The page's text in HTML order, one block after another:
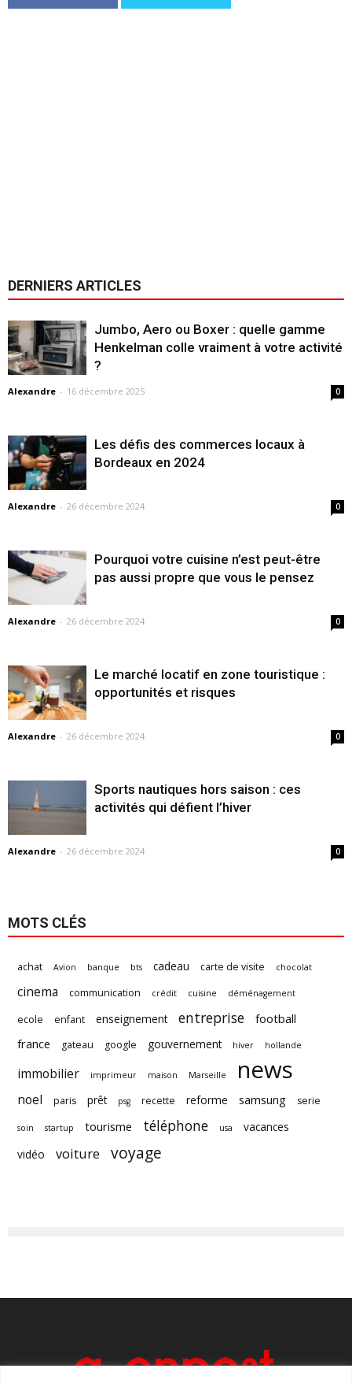
DERNIERS ARTICLES
Jumbo, Aero ou Boxer : quelle gamme
Henkelman colle vraiment à votre activité
?
Alexandre - 16 décembre 2025 0
Les défis des commerces locaux à
Bordeaux en 2024
Alexandre - 26 décembre 2024 0
Pourquoi votre cuisine n’est peut-être
pas aussi propre que vous le pensez
Alexandre - 26 décembre 2024 0
Le marché locatif en zone touristique :
opportunités et risques
Alexandre - 26 décembre 2024 0
Sports nautiques hors saison : ces
activités qui défient l’hiver
Alexandre - 26 décembre 2024 0
MOTS CLÉS
achat Avion banque bts cadeau carte de visite chocolat
cinema communication crédit cuisine déménagement
ecole enfant enseignement entreprise
football
france
gateau google gouvernement hiver hollande
immobilier imprimeur maison Marseille news
noel paris prêt psg recette reforme samsung serie
soin startup tourisme téléphone usa
vacances
vidéo
voiture voyage